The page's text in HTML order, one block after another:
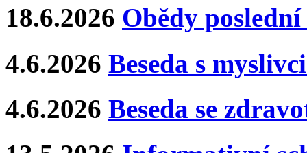
18.6.2026 Obědy
4.6.2026 Beseda s
4.6.2026 Beseda se